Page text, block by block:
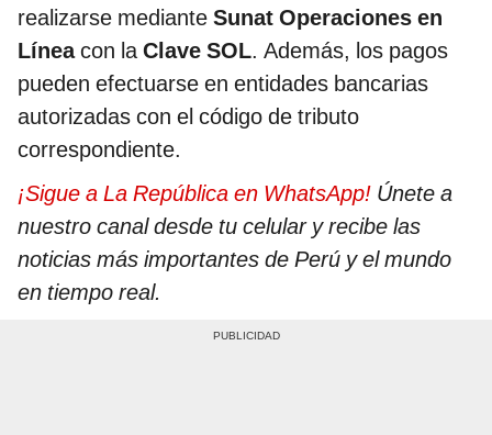
realizarse mediante Sunat Operaciones en
Líneacon la Clave SOL. Además, los pagos
pueden efectuarse en entidades bancarias
autorizadas con el código de tributo
correspondiente.
¡Sigue a La República en WhatsApp! Únete a
nuestro canal desde tu celular y recibe las
noticias más importantes de Perú y el mundo
en tiempo real.